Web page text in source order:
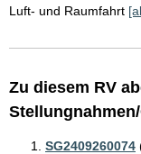
Luft- und Raumfahrt
Zu diesem RV
SG2409260074